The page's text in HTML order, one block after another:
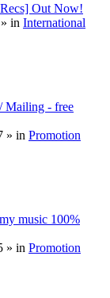
Out Now!
» in International
Mailing - free
» in Promotion
music 100%
» in Promotion